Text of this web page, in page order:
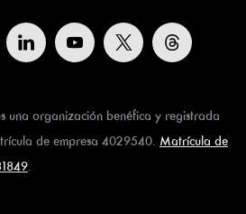
una organización benéfica y registrada
de empresa 4029540. Matrícula de